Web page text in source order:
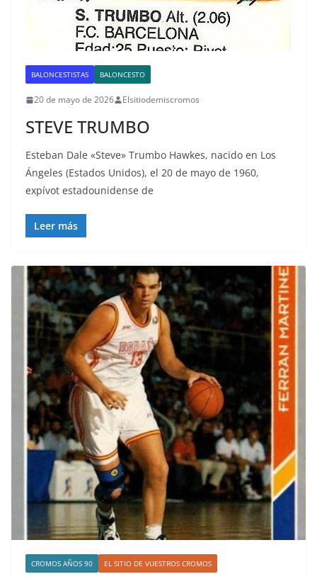
BALONCESTISTAS BALONCESTO
20 de mayo de 2026 Elsitiodemiscromos
STEVE TRUMBO
Esteban Dale «Steve» Trumbo Hawkes, nacido en Los
Ángeles (Estados Unidos), el 20 de mayo de 1960,
expívot estadounidense de
Leer más
CROMOS AÑOS 90 EL SITIO DE VUESTROS CROMOS